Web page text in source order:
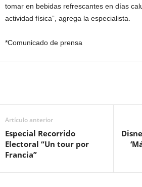
tomar en bebidas refrescantes en días
actividad física”, agrega la especialista.
*Comunicado de prensa
Artículo anterior
Especial Recorrido
Electoral “Un tour por
Francia”